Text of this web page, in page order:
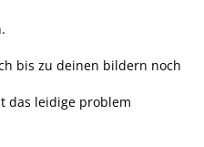
bis zu deinen bildern noch
das leidige problem